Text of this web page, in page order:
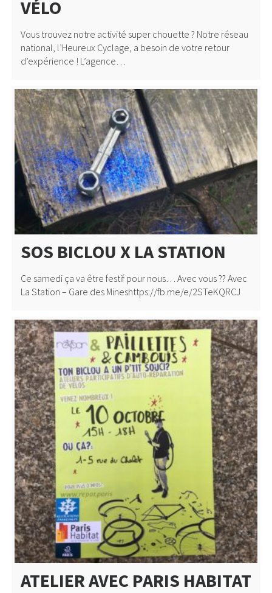
VÉLO
Vous trouvez notre activité super chouette ? Notre réseau
national, l’Heureux Cyclage, a besoin de votre retour
d’expérience ! L’agence…
SOS BICLOU X LA STATION
Ce samedi ça va être festif pour nous… Avec vous ?? Avec
La Station – Gare des Mineshttps://fb.me/e/2STeKQRCJ
ATELIER AVEC PARIS HABITAT